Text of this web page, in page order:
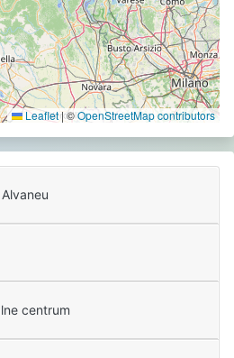
Leaflet|©OpenStreetMap contributors
centrum